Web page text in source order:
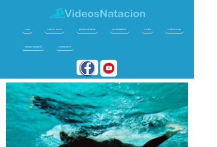
HOME CURSOS Y VIDEOS APRENDER A NADAR ENTRENAMIENTO TECNICA COMPETICIONES
CIENCIA Y NATACION CONTACTENOS